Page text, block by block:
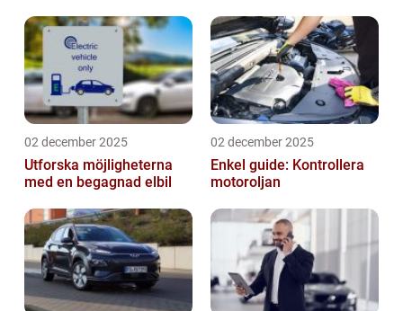
02 december 2025
Utforska möjligheterna
med en begagnad elbil
02 december 2025
Enkel guide: Kontrollera
motoroljan